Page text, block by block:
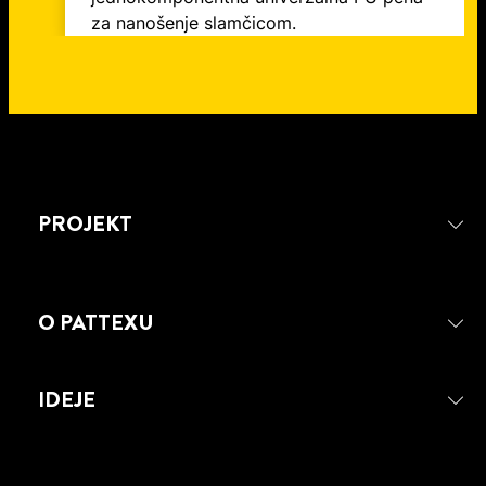
za nanošenje slamčicom.
PROJEKT
O PATTEXU
IDEJE